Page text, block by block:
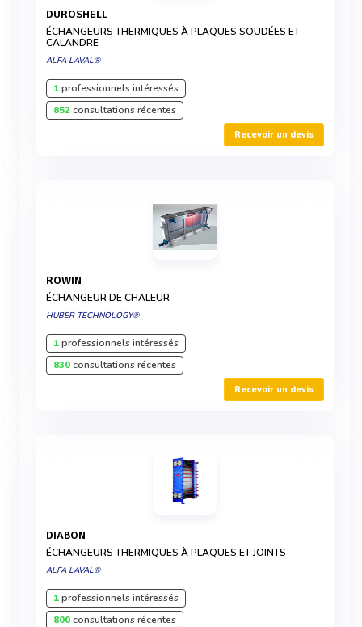
DUROSHELL
ÉCHANGEURS THERMIQUES À PLAQUES SOUDÉES ET
CALANDRE
ALFA LAVAL®
1professionnels intéressés
852consultations récentes
Recevoir un devis
ROWIN
ÉCHANGEUR DE CHALEUR
HUBER TECHNOLOGY®
1professionnels intéressés
830consultations récentes
Recevoir un devis
DIABON
ÉCHANGEURS THERMIQUES À PLAQUES ET JOINTS
ALFA LAVAL®
1professionnels intéressés
800consultations récentes